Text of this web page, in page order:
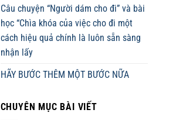
Câu chuyện “Người dám cho đi” và bài
học “Chìa khóa của việc cho đi một
cách hiệu quả chính là luôn sẵn sàng
nhận lấy
HÃY BƯỚC THÊM MỘT BƯỚC NỮA
CHUYÊN MỤC BÀI VIẾT